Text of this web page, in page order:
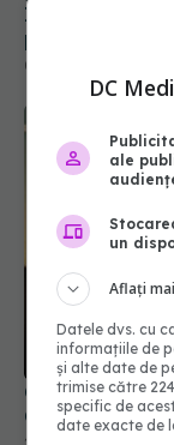
Impactul pe
persistente și
05 aug 2024, 20:19
Originea
China? Ce s-a
DC
ale
un
Aflați
Datele dvs. cu
informațiile de
și alte date de
trimise către
specific de
date exacte de